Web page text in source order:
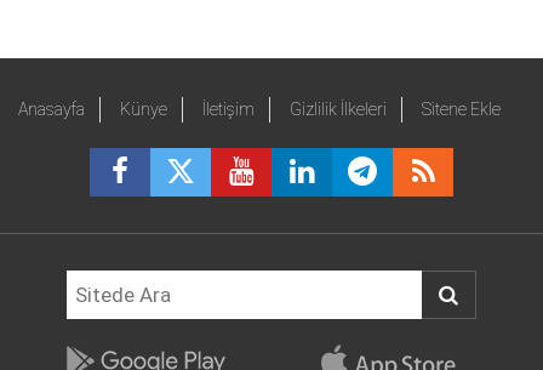
Anasayfa Künye İletişim Gizlilik İlkeleri Sitene Ekle